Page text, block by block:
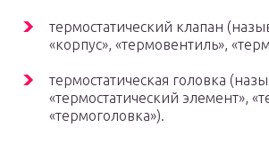
термостатический клапан
«корпус», «термовентиль»,
термостатическая головка
«термостатический элемент»,
«термоголовка»).